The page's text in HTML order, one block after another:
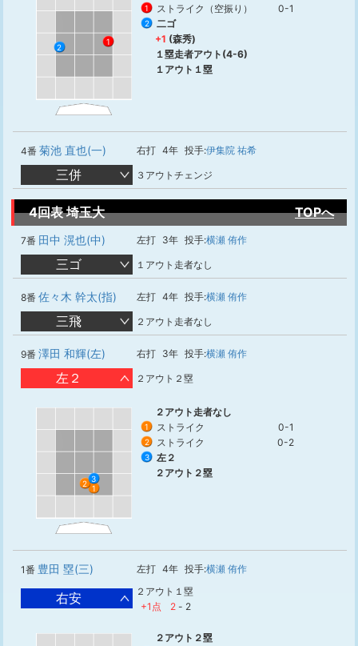
1
2
1 ストライク（空振り） 0-1
2
二ゴ
+1 (森秀)
１塁走者アウト(4-6)
１アウト１塁
4番 菊池 直也(一) 右打 4年 投手:伊集院 祐希
三併 ３アウトチェンジ
4回表 埼玉大 TOPへ
7番 田中 滉也(中) 左打 3年 投手:横瀬 侑作
三ゴ １アウト走者なし
8番 佐々木 幹太(指) 左打 4年 投手:横瀬 侑作
三飛 ２アウト走者なし
9番 澤田 和輝(左) 右打 3年 投手:横瀬 侑作
左２ ２アウト２塁
1
2 3
２アウト走者なし
1 ストライク 0-1
2 ストライク 0-2
3
左２
２アウト２塁
1番 豊田 塁(三) 左打 4年 投手:横瀬 侑作
右安
２アウト１塁
+1点
2 - 2
２アウト２塁